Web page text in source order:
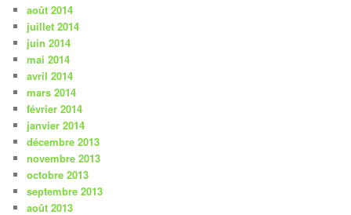
août 2014
juillet 2014
juin 2014
mai 2014
avril 2014
mars 2014
février 2014
janvier 2014
décembre 2013
novembre 2013
octobre 2013
septembre 2013
août 2013